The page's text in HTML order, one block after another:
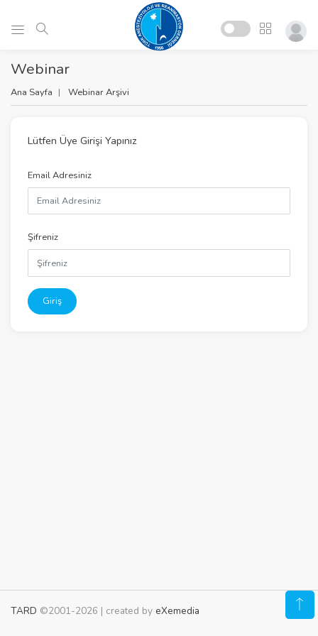
Webinar
Ana Sayfa Webinar Arşivi
Lütfen Üye Girişi Yapınız
Email Adresiniz
Şifreniz
Giriş
TARD ©2001-2026 | created by eXemedia